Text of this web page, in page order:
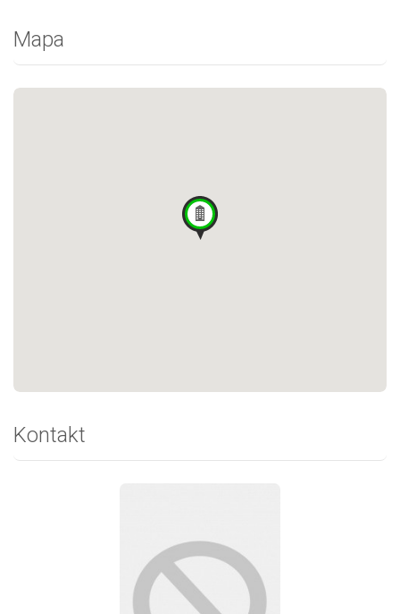
Mapa
Kontakt